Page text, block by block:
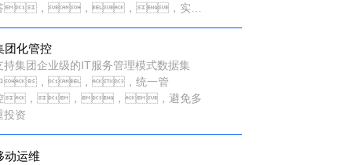
，，，，实现
团化管控
持集团企业级的IT服务管理模式数据集
，，，统一管
，，，，避免多
投资
动运维